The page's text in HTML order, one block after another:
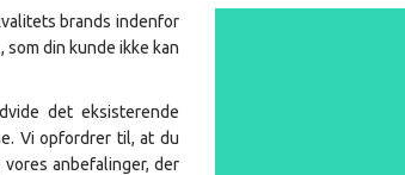
brands indenfor
din kunde ikke kan
det eksisterende
Vi opfordrer til, at du
anbefalinger, der